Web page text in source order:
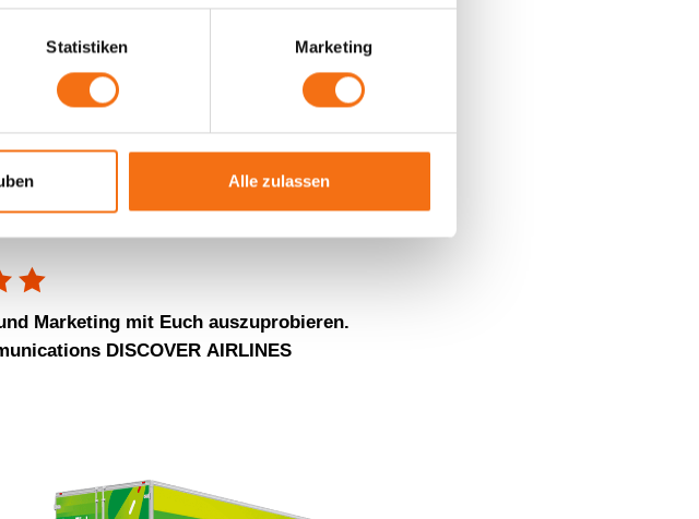
Statistiken Marketing
Alle zulassen
FLACONI
Marketing mit Euch auszuprobieren.
DISCOVER AIRLINES